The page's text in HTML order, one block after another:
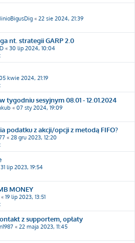
« 22 sie 2024, 21:39
nt. strategii GARP 2.0
« 30 lip 2024, 10:04
kwie 2024, 21:19
tygodniu sesyjnym 08.01 - 12.01.2024
« 07 sty 2024, 19:09
podatku z akcji/opcji z metodą FIFO?
« 28 gru 2023, 12:20
31 lip 2023, 19:54
MONEY
« 19 lip 2023, 13:51
z supportem, opłaty
« 22 maja 2023, 11:45